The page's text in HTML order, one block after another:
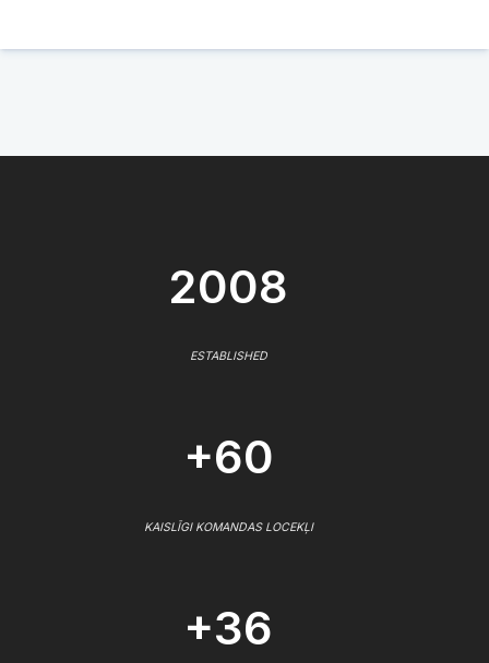
2008
ESTABLISHED
+60
KAISLĪGI KOMANDAS LOCEKĻI
+36